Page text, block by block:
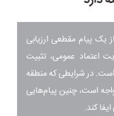
یک پیام مقطعی ارزیابی
اعتماد عمومی، تثبیت
در شرایطی که منطقه
است، چنین پیام‌هایی
کند.